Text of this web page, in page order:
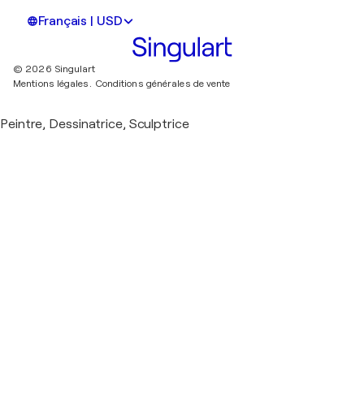
Français | USD
© 2026 Singulart
Mentions légales.
Conditions générales de vente
Peintre, Dessinatrice, Sculptrice